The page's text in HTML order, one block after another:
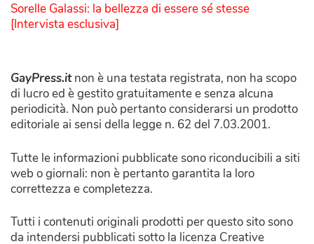
Sorelle Galassi: la bellezza di essere sé stesse
[Intervista esclusiva]
GayPress.itnon è una testata registrata, non ha scopo
di lucro ed è gestito gratuitamente e senza alcuna
periodicità. Non può pertanto considerarsi un prodotto
editoriale ai sensi della legge n. 62 del 7.03.2001.
Tutte le informazioni pubblicate sono riconducibili a siti
web o giornali: non è pertanto garantita la loro
correttezza e completezza.
Tutti i contenuti originali prodotti per questo sito sono
da intendersi pubblicati sotto la licenza Creative